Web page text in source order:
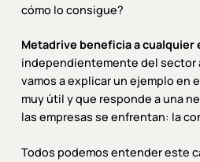
cómo lo consigue?
Metadrive beneficia a cualquier
independientemente del sector
vamos a explicar un ejemplo en
muy útil y que responde a una
las empresas se enfrentan: la
Todos podemos entender este